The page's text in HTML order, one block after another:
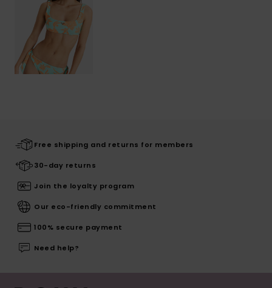
Free shipping and returns for members
30-day returns
Join the loyalty program
Our eco-friendly commitment
100% secure payment
Need help?